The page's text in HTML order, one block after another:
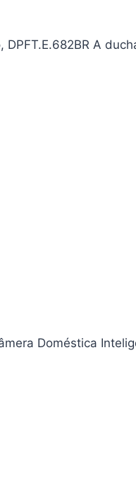
A
Doméstica